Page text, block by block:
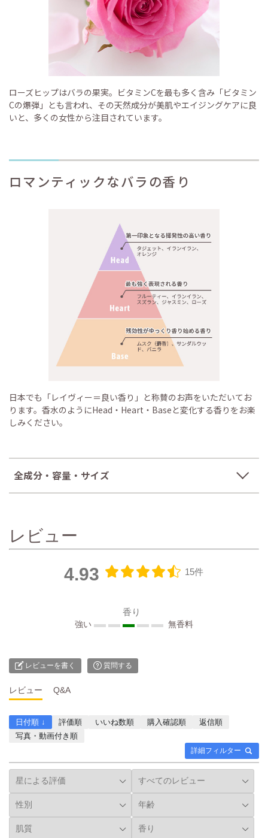
ローズヒップはバラの果実。ビタミンCを最も多く含み「ビタミン
Cの爆弾」とも言われ、その天然成分が美肌やエイジングケアに良
いと、多くの女性から注目されています。
ロマンティックなバラの香り
日本でも「レイヴィー＝良い香り」と称賛のお声をいただいてお
ります。香水のようにHead・Heart・Baseと変化する香りをお楽
しみください。
全成分・容量・サイズ
レビュー
4.93 15件
香り
強い 無香料
レビューを書く 質問する
レビュー Q&A
詳細フィルター
日付順 ↓ 評価順 いいね数順 購入確認順
返信順
写真・動画付き順